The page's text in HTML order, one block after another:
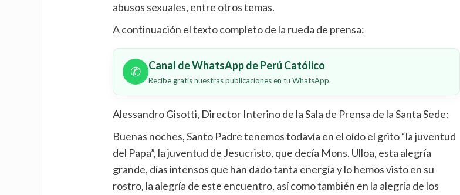
abusos sexuales, entre otros temas.
A continuación el texto completo de la rueda de prensa:
✆ Canal de WhatsApp de Perú Católico
Recibe gratis nuestras publicaciones en tu WhatsApp.
Alessandro Gisotti, Director Interino de la Sala de Prensa de la Santa Sede:
Buenas noches, Santo Padre tenemos todavía en el oído el grito “la juventud
del Papa”, la juventud de Jesucristo, que decía Mons. Ulloa, esta alegría
grande, días intensos que han dado tanta energía y lo hemos visto en su
rostro, la alegría de este encuentro, así como también en la alegría de los